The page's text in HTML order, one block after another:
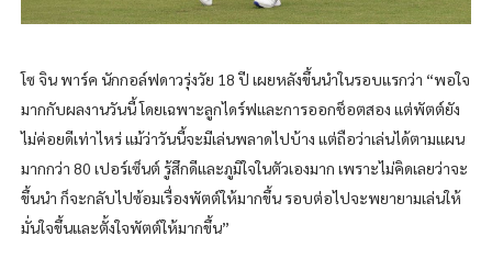
โซ จิน พาร์ค นักกอล์ฟดาวรุ่งวัย 18 ปี เผยหลังขึ้นนำในรอบแรกว่า “พอใจ
มากกับผลงานวันนี้ โดยเฉพาะลูกไดร์ฟและการออกช็อตสอง แต่พัตต์ยัง
ไม่ค่อยดีเท่าไหร่ แม้ว่าวันนี้จะมีเล่นพลาดไปบ้าง แต่ถือว่าเล่นได้ตามแผน
มากกว่า 80 เปอร์เซ็นต์ รู้สึกดีและภูมิใจในตัวเองมาก เพราะไม่คิดเลยว่าจะ
ขึ้นนำ ก็จะกลับไปซ้อมเรื่องพัตต์ให้มากขึ้น รอบต่อไปจะพยายามเล่นให้
มั่นใจขึ้นและตั้งใจพัตต์ให้มากขึ้น”